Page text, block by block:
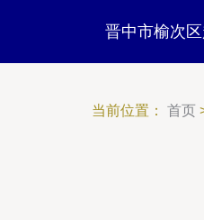
晋中市榆次
当前位置： 首页